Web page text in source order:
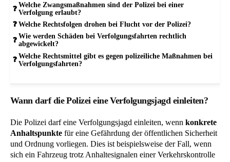
Welche Zwangsmaßnahmen sind der Polizei bei einer
Verfolgung erlaubt?
Welche Rechtsfolgen drohen bei Flucht vor der Polizei?
Wie werden Schäden bei Verfolgungsfahrten rechtlich
abgewickelt?
Welche Rechtsmittel gibt es gegen polizeiliche Maßnahmen bei
Verfolgungsfahrten?
Wann darf die Polizei eine Verfolgungsjagd einleiten?
Die Polizei darf eine Verfolgungsjagd einleiten, wenn konkrete
Anhaltspunkte für eine Gefährdung der öffentlichen Sicherheit
und Ordnung vorliegen. Dies ist beispielsweise der Fall, wenn
sich ein Fahrzeug trotz Anhaltesignalen einer Verkehrskontrolle